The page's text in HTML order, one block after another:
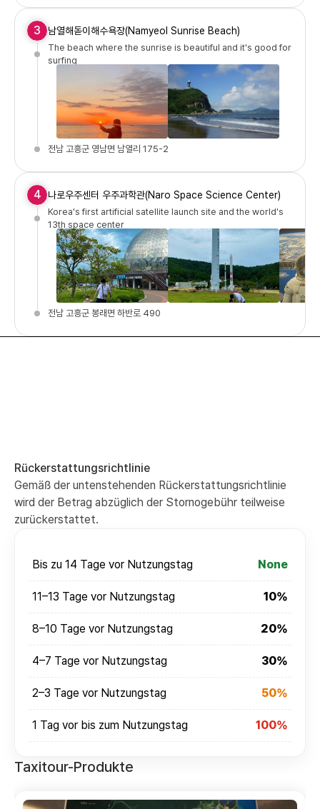
3 남열해돋이해수욕장(Namyeol Sunrise Beach)
The beach where the sunrise is beautiful and it's good for
surfing
전남 고흥군 영남면 남열리 175-2
4 나로우주센터 우주과학관(Naro Space Science Center)
Korea's first artificial satellite launch site and the world's
13th space center
전남 고흥군 봉래면 하반로 490
Rückerstattungsrichtlinie
Gemäß der untenstehenden Rückerstattungsrichtlinie
wird der Betrag abzüglich der Stornogebühr teilweise
zurückerstattet.
Bis zu 14 Tage vor Nutzungstag None
11–13 Tage vor Nutzungstag 10%
8–10 Tage vor Nutzungstag 20%
4–7 Tage vor Nutzungstag 30%
2–3 Tage vor Nutzungstag 50%
1 Tag vor bis zum Nutzungstag 100%
Taxitour-Produkte